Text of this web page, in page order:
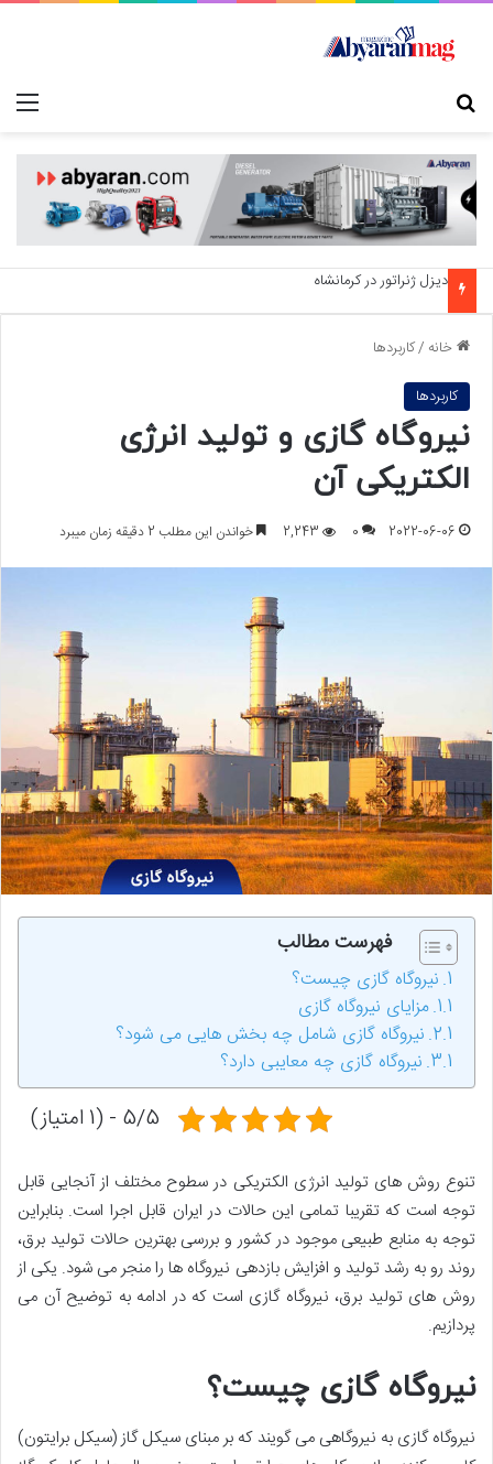
دیزل ژنراتور در قزوین
خانه /کاربردها
کاربردها
نیروگاه گازی و تولید انرژی
الکتریکی آن
2022-06-06
0
2,243 خواندن این مطلب 2 دقیقه زمان میبرد
فهرست مطالب
نیروگاه گازی چیست؟
مزایای نیروگاه گازی
نیروگاه گازی شامل چه بخش هایی می شود؟
نیروگاه گازی چه معایبی دارد؟
5/5 - (1 امتیاز)
تنوع روش های تولید انرژی الکتریکی در سطوح مختلف از آنجایی قابل
توجه است که تقریبا تمامی این حالات در ایران قابل اجرا است. بنابراین
توجه به منابع طبیعی موجود در کشور و بررسی بهترین حالات تولید برق،
روند رو به رشد تولید و افزایش بازدهی نیروگاه ها را منجر می شود. یکی از
روش های تولید برق، نیروگاه گازی است که در ادامه به توضیح آن می
پردازیم.
نیروگاه گازی چیست؟
نیروگاه گازی به نیروگاهی می گویند که بر مبنای سیکل گاز (سیکل برایتون)